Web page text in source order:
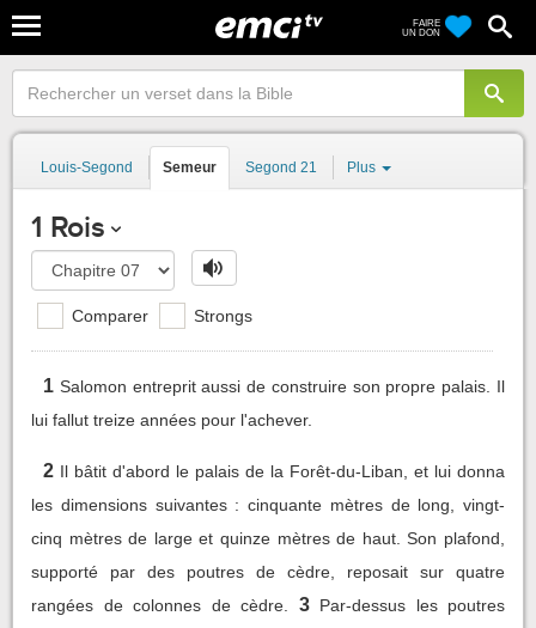
FAIRE
UN DON
Louis-Segond Semeur Segond 21 Plus
1 Rois
Comparer Strongs
1 Salomon entreprit aussi de construire son propre palais. Il
lui fallut treize années pour l'achever.
2 Il bâtit d'abord le palais de la Forêt-du-Liban, et lui donna
les dimensions suivantes : cinquante mètres de long, vingt-
cinq mètres de large et quinze mètres de haut. Son plafond,
supporté par des poutres de cèdre, reposait sur quatre
rangées de colonnes de cèdre.
3 Par-dessus les poutres